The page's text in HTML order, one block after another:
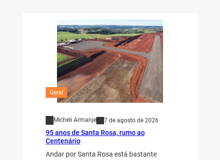
Geral
Micheli Armanje 7 de agosto de 2026
95 anos de Santa Rosa, rumo ao
Centenário
Andar por Santa Rosa está bastante